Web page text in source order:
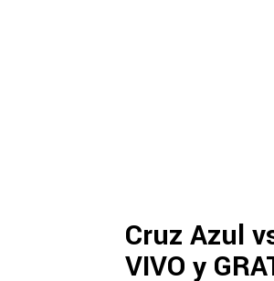
Cruz Azul
VIVO y